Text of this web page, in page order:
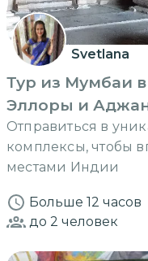
Svetlana
Тур из Мумбаи
Эллоры и
Отправиться в
комплексы, чтобы
местами Индии
Больше 12 часов
до 2 человек